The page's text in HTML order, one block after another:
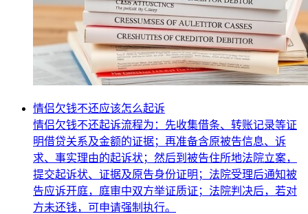
情侣欠钱不还应该怎么起诉
情侣欠钱不还起诉流程为：先收集借条、转账记录等证
明借贷关系及金额的证据；再准备含原被告信息、诉
求、事实理由的起诉状；然后到被告住所地法院立案，
提交起诉状、证据及原告身份证明；法院受理后通知被
告应诉开庭，庭审中双方举证质证；法院判决后，若对
方未还钱，可申请强制执行。